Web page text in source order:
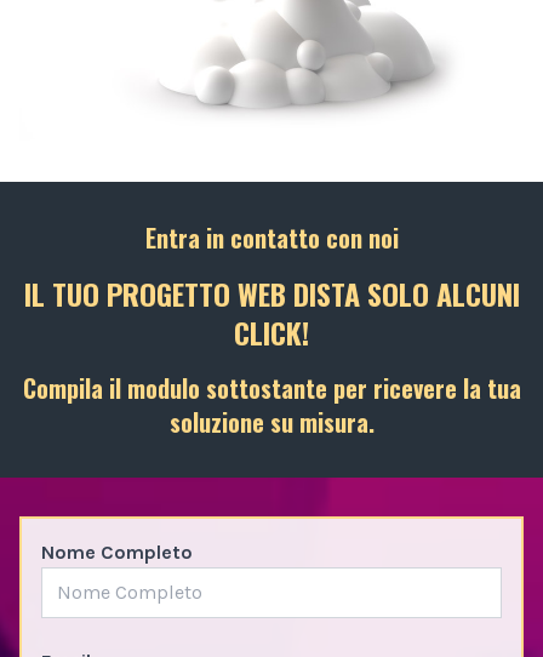
Entra in contatto con noi
IL TUO PROGETTO WEB DISTA SOLO ALCUNI
CLICK!
Compila il modulo sottostante per ricevere la tua
soluzione su misura.
Nome Completo